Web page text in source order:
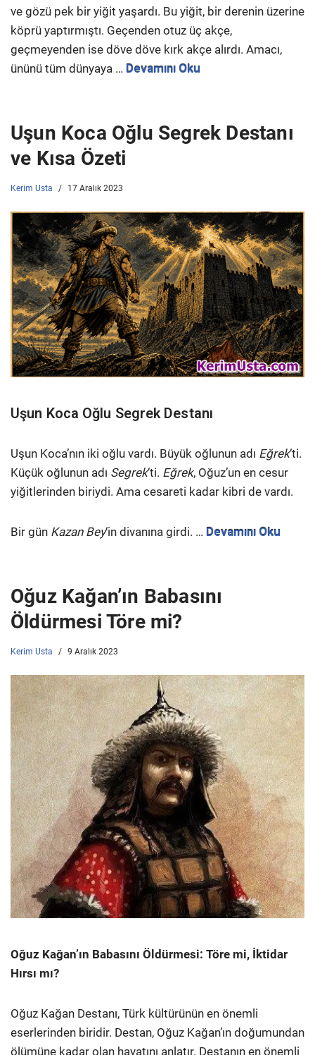
ve gözü pek bir yiğit yaşardı. Bu yiğit, bir derenin üzerine
köprü yaptırmıştı. Geçenden otuz üç akçe,
geçmeyenden ise döve döve kırk akçe alırdı. Amacı,
ününü tüm dünyaya … Devamını Oku
Uşun Koca Oğlu Segrek Destanı
ve Kısa Özeti
Kerim Usta 17 Aralık 2023
Uşun Koca Oğlu Segrek Destanı
Uşun Koca’nın iki oğlu vardı. Büyük oğlunun adı Eğrek‘ti.
Küçük oğlunun adı Segrek‘ti. Eğrek, Oğuz’un en cesur
yiğitlerinden biriydi. Ama cesareti kadar kibri de vardı.
Bir gün Kazan Bey‘in divanına girdi. … Devamını Oku
Oğuz Kağan’ın Babasını
Öldürmesi Töre mi?
Kerim Usta 9 Aralık 2023
Oğuz Kağan’ın Babasını Öldürmesi: Töre mi, İktidar
Hırsı mı?
Oğuz Kağan Destanı, Türk kültürünün en önemli
eserlerinden biridir. Destan, Oğuz Kağan’ın doğumundan
ölümüne kadar olan hayatını anlatır. Destanın en önemli